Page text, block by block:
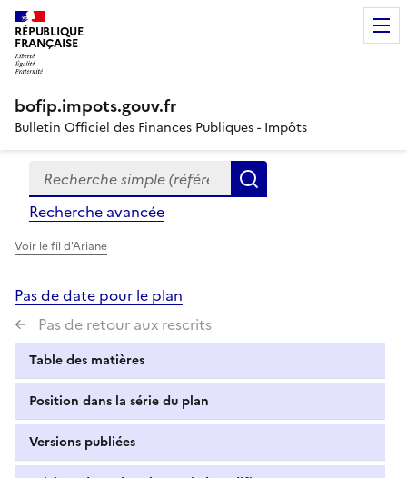
RÉPUBLIQUE
FRANÇAISE
bofip.impots.gouv.fr
Bulletin Officiel des Finances Publiques - Impôts
Formulaire
de
recherche
Recherche simple (références, mots clés, partie du
Recherche avancée
Voir le fil d'Ariane
Pas de date pour le plan
Pas de retour aux rescrits
Table des matières
Position dans la série du plan
Versions publiées